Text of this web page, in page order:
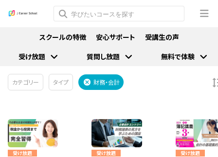
カテゴリー タイプ 財務・会計
受け放題 受け放題 受け放題
スクールの特徴 安心サポート
受講生の声
受け放題
質問し放題 無料で体験